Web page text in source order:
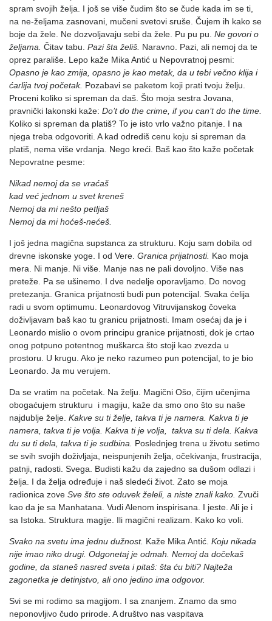
spram svojih želja. I još se više čudim što se čude kada im se ti,
na ne-željama zasnovani, mučeni svetovi sruše. Čujem ih kako se
boje da žele. Ne dozvoljavaju sebi da žele. Pu pu pu. Ne govori o
željama. Čitav tabu. Pazi šta želiš. Naravno. Pazi, ali nemoj da te
oprez parališe. Lepo kaže Mika Antić u Nepovratnoj pesmi:
Opasno je kao zmija, opasno je kao metak, da u tebi večno klija i
ćarlija tvoj početak. Pozabavi se paketom koji prati tvoju želju.
Proceni koliko si spreman da daš. Što moja sestra Jovana,
pravnički lakonski kaže: Do’t do the crime, if you can’t do the time.
Koliko si spreman da platiš? To je isto vrlo važno pitanje. I na
njega treba odgovoriti. A kad odrediš cenu koju si spreman da
platiš, nema više vrdanja. Nego kreći. Baš kao što kaže početak
Nepovratne pesme:
Nikad nemoj da se vraćaš
kad već jednom u svet kreneš
Nemoj da mi nešto petljaš
Nemoj da mi hoćeš-nećeš.
I još jedna magična supstanca za strukturu. Koju sam dobila od
drevne iskonske yoge. I od Vere. Granica prijatnosti. Kao moja
mera. Ni manje. Ni više. Manje nas ne pali dovoljno. Više nas
preteže. Pa se ušinemo. I dve nedelje oporavljamo. Do novog
pretezanja. Granica prijatnosti budi pun potencijal. Svaka ćelija
radi u svom optimumu. Leonardovog Vitruvijanskog čoveka
doživljavam baš kao tu granicu prijatnosti. Imam osećaj da je i
Leonardo mislio o ovom principu granice prijatnosti, dok je crtao
onog potpuno potentnog muškarca što stoji kao zvezda u
prostoru. U krugu. Ako je neko razumeo pun potencijal, to je bio
Leonardo. Ja mu verujem.
Da se vratim na početak. Na želju. Magični Ošo, čijim učenjima
obogaćujem strukturu i magiju, kaže da smo ono što su naše
najdublje želje. Kakve su ti želje, takva ti je namera. Kakva ti je
namera, takva ti je volja. Kakva ti je volja, takva su ti dela. Kakva
du su ti dela, takva ti je sudbina.
Poslednjeg trena u životu setimo
se svih svojih doživljaja, neispunjenih želja, očekivanja, frustracija,
patnji, radosti. Svega. Budisti kažu da zajedno sa dušom odlazi i
želja. I da želja određuje i naš sledeći život. Zato se moja
radionica zove Sve što ste oduvek želeli, a niste znali kako. Zvuči
kao da je sa Manhatana. Vudi Alenom inspirisana. I jeste. Ali je i
sa Istoka. Struktura magije. Ili magični realizam. Kako ko voli.
Svako na svetu ima jednu dužnost. Kaže Mika Antić. Koju nikada
nije imao niko drugi. Odgonetaj je odmah. Nemoj da dočekaš
godine, da staneš nasred sveta i pitaš: šta ću biti? Najteža
zagonetka je detinjstvo, ali ono jedino ima odgovor.
Svi se mi rodimo sa magijom. I sa znanjem. Znamo da smo
neponovljivo čudo prirode. A društvo nas vaspitava